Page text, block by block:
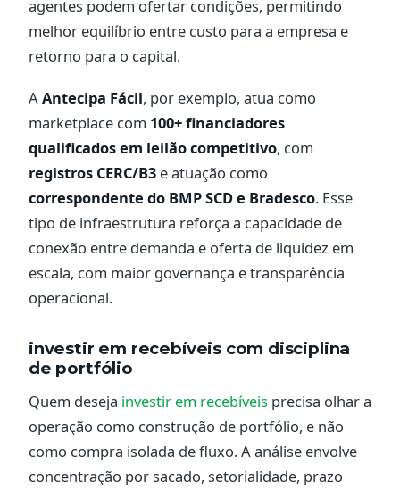
agentes podem ofertar condições, permitindo
melhor equilíbrio entre custo para a empresa e
retorno para o capital.
AAntecipa Fácil, por exemplo, atua como
marketplace com 100+ financiadores
qualificados em leilão competitivo, com
registros CERC/B3 e atuação como
correspondente do BMP SCD e Bradesco. Esse
tipo de infraestrutura reforça a capacidade de
conexão entre demanda e oferta de liquidez em
escala, com maior governança e transparência
operacional.
investir em recebíveis com disciplina
de portfólio
Quem deseja investir em recebíveis precisa olhar a
operação como construção de portfólio, e não
como compra isolada de fluxo. A análise envolve
concentração por sacado, setorialidade, prazo